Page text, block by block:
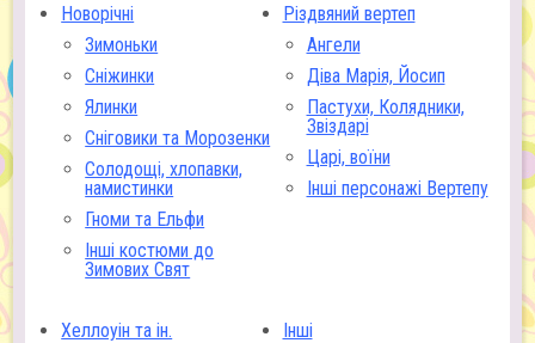
Новорічні
Зимоньки
Сніжинки
Ялинки
Сніговики та Морозенки
Солодощі, хлопавки,
намистинки
Гноми та Ельфи
Інші костюми до
Зимових Свят
Різдвяний вертеп
Ангели
Діва Марія, Йосип
Пастухи, Колядники,
Звіздарі
Царі, воїни
Інші персонажі Вертепу
Хеллоуін та ін.
Інші